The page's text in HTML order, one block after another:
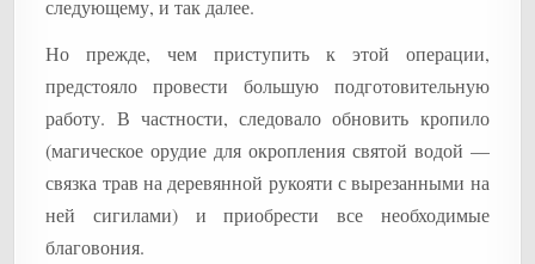
следующему, и так далее.
Но прежде, чем приступить к этой операции,
предстояло провести большую подготовительную
работу. В частности, следовало обновить кропило
(магическое орудие для окропления святой водой —
связка трав на деревянной рукояти с вырезанными на
ней сигилами) и приобрести все необходимые
благовония.